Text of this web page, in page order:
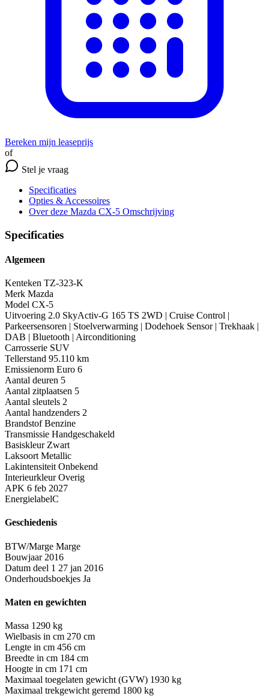
Bereken mijn leaseprijs
of
Stel je vraag
Specificaties
Opties & Accessoires
Over deze Mazda CX-5 Omschrijving
Specificaties
Algemeen
Kenteken TZ-323-K
Merk Mazda
Model CX-5
Uitvoering 2.0 SkyActiv-G 165 TS 2WD | Cruise Control |
Parkeersensoren | Stoelverwarming | Dodehoek Sensor | Trekhaak |
DAB | Bluetooth | Airconditioning
Carrosserie SUV
Tellerstand 95.110 km
Emissienorm Euro 6
Aantal deuren 5
Aantal zitplaatsen 5
Aantal sleutels 2
Aantal handzenders 2
Brandstof Benzine
Transmissie Handgeschakeld
Basiskleur Zwart
Laksoort Metallic
Lakintensiteit Onbekend
Interieurkleur Overig
APK 6 feb 2027
EnergielabelC
Geschiedenis
BTW/Marge Marge
Bouwjaar 2016
Datum deel 1 27 jan 2016
Onderhoudsboekjes Ja
Maten en gewichten
Massa 1290 kg
Wielbasis in cm 270 cm
Lengte in cm 456 cm
Breedte in cm 184 cm
Hoogte in cm 171 cm
Maximaal toegelaten gewicht (GVW) 1930 kg
Maximaal trekgewicht geremd 1800 kg